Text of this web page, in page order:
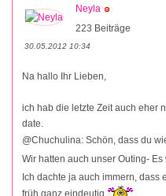
Neyla
223 Beiträge
30.05.2012 10:34
Na hallo Ihr Lieben,
ich hab die letzte Zeit auch eher
date.
@Chuchulina: Schön, dass du
Wir hatten auch unser Outing-
Ich dachte ja auch immern, dass
früh ganz eindeutig